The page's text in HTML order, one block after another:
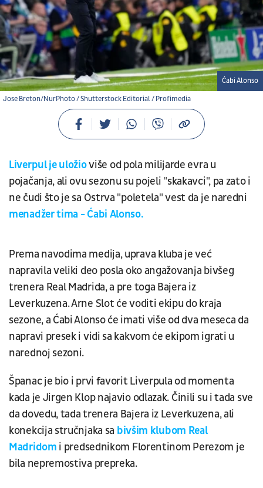
Jose Breton/NurPhoto / Shutterstock Editorial / Profimedia
Ćabi Alonso
Liverpul je uložioviše od pola milijarde evra u
pojačanja, ali ovu sezonu su pojeli "skakavci", pa zato i
ne čudi što je sa Ostrva "poletela" vest da je naredni
menadžer tima - Ćabi Alonso.
Prema navodima medija, uprava kluba je već
napravila veliki deo posla oko angažovanja bivšeg
trenera Real Madrida, a pre toga Bajera iz
Leverkuzena. Arne Slot će voditi ekipu do kraja
sezone, a Ćabi Alonso će imati više od dva meseca da
napravi presek i vidi sa kakvom će ekipom igrati u
narednoj sezoni.
Španac je bio i prvi favorit Liverpula od momenta
kada je Jirgen Klop najavio odlazak. Činili su i tada sve
da dovedu, tada trenera Bajera iz Leverkuzena, ali
konekcija stručnjaka sa bivšim klubom Real
Madridom i predsednikom Florentinom Perezom je
bila nepremostiva prepreka.